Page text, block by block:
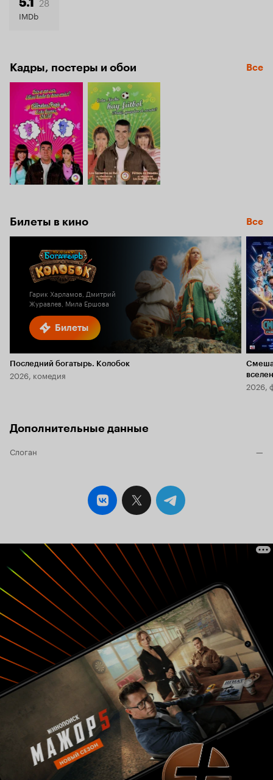
IMDb
Кадры, постеры и обои Все
Билеты в кино Все
Билеты
Гарик Харламов, Дмитрий
Журавлев, Мила Ершова
Последний богатырь. Колобок
2026, комедия
2026,
Дополнительные данные
Слоган —